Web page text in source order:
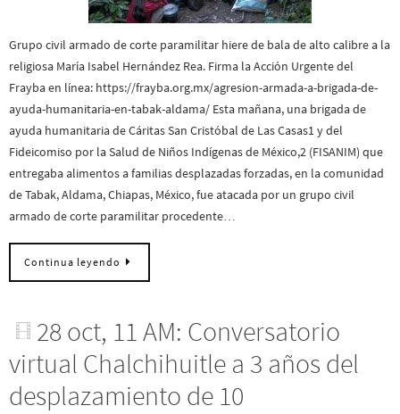
Grupo civil armado de corte paramilitar hiere de bala de alto calibre a la
religiosa María Isabel Hernández Rea. Firma la Acción Urgente del
Frayba en línea: https://frayba.org.mx/agresion-armada-a-brigada-de-
ayuda-humanitaria-en-tabak-aldama/ Esta mañana, una brigada de
ayuda humanitaria de Cáritas San Cristóbal de Las Casas1 y del
Fideicomiso por la Salud de Niños Indígenas de México,2 (FISANIM) que
entregaba alimentos a familias desplazadas forzadas, en la comunidad
de Tabak, Aldama, Chiapas, México, fue atacada por un grupo civil
armado de corte paramilitar procedente…
Continua leyendo
28 oct, 11 AM: Conversatorio
virtual Chalchihuitle a 3 años del
desplazamiento de 10